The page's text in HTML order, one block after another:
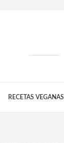
RECETAS VEGANAS